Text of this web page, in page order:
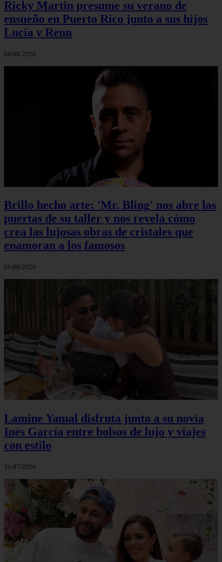
Ricky Martin presume su verano de
ensueño en Puerto Rico junto a sus hijos
Lucía y Renn
04/08/2026
Brillo hecho arte: 'Mr. Bling' nos abre las
puertas de su taller y nos revela cómo
crea las lujosas obras de cristales que
enamoran a los famosos
01/08/2026
Lamine Yamal disfruta junto a su novia
Inés García entre bolsos de lujo y viajes
con estilo
31/07/2026